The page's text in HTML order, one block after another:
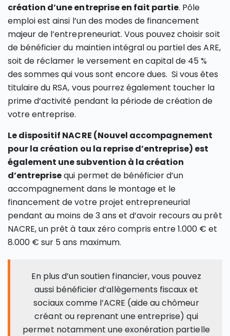
création d’une entreprise en fait partie. Pôle
emploi est ainsi l’un des modes de financement
majeur de l’entrepreneuriat. Vous pouvez choisir soit
de bénéficier du maintien intégral ou partiel des ARE,
soit de réclamer le versement en capital de 45 %
des sommes qui vous sont encore dues. Si vous êtes
titulaire du RSA, vous pourrez également toucher la
prime d’activité pendant la période de création de
votre entreprise.
Le dispositif NACRE (Nouvel accompagnement
pour la création ou la reprise d’entreprise) est
également une subvention à la création
d’entreprisequi permet de bénéficier d’un
accompagnement dans le montage et le
financement de votre projet entrepreneurial
pendant au moins de 3 ans et d’avoir recours au prêt
NACRE, un prêt à taux zéro compris entre 1.000 € et
8.000 € sur 5 ans maximum.
En plus d’un soutien financier, vous pouvez
aussi bénéficier d’allègements fiscaux et
sociaux comme l’ACRE (aide au chômeur
créant ou reprenant une entreprise) qui
permet notamment une exonération partielle